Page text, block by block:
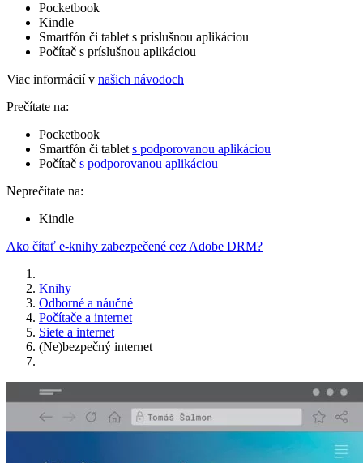
Pocketbook
Kindle
Smartfón či tablet s príslušnou aplikáciou
Počítač s príslušnou aplikáciou
Viac informácií v našich návodoch
Prečítate na:
Pocketbook
Smartfón či tablet s podporovanou aplikáciou
Počítač s podporovanou aplikáciou
Neprečítate na:
Kindle
Ako čítať e-knihy zabezpečené cez Adobe DRM?
Knihy
Odborné a náučné
Počítače a internet
Siete a internet
(Ne)bezpečný internet